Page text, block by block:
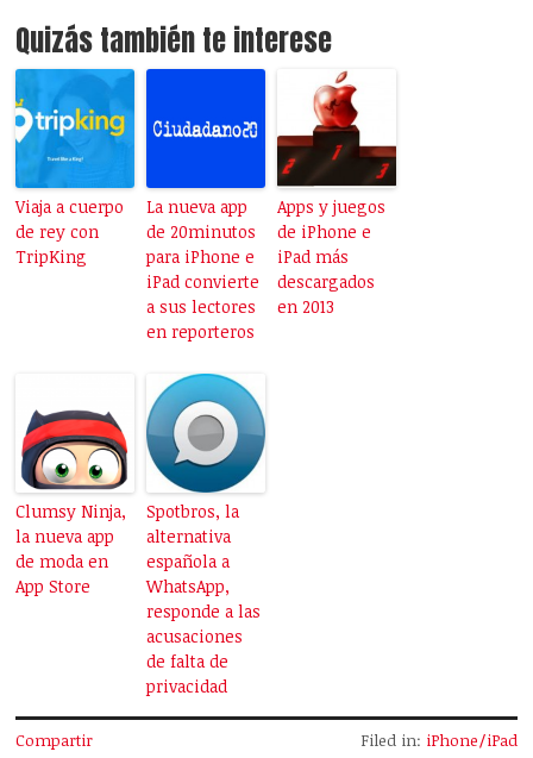
Quizás también te interese
Viaja a cuerpo
de rey con
TripKing
La nueva app
de 20minutos
para iPhone e
iPad convierte
a sus lectores
en reporteros
Apps y juegos
de iPhone e
iPad más
descargados
en 2013
Clumsy Ninja,
la nueva app
de moda en
App Store
Spotbros, la
alternativa
española a
WhatsApp,
responde a las
acusaciones
de falta de
privacidad
Compartir Filed in: iPhone/iPad